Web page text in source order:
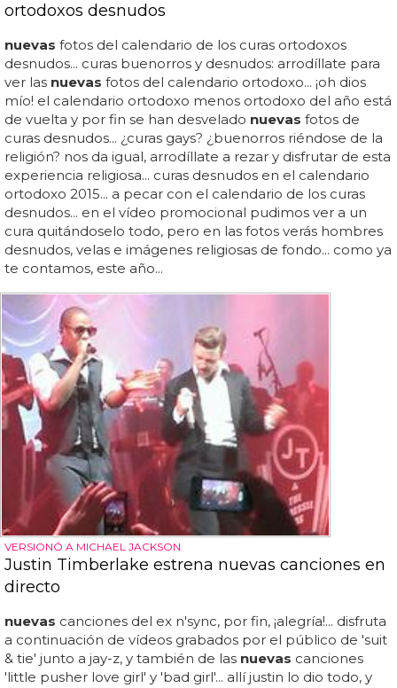
ortodoxos desnudos
nuevas fotos del calendario de los curas ortodoxos
desnudos... curas buenorros y desnudos: arrodíllate para
ver las nuevas fotos del calendario ortodoxo... ¡oh dios
mío! el calendario ortodoxo menos ortodoxo del año está
de vuelta y por fin se han desvelado nuevas fotos de
curas desnudos... ¿curas gays? ¿buenorros riéndose de la
religión? nos da igual, arrodíllate a rezar y disfrutar de esta
experiencia religiosa... curas desnudos en el calendario
ortodoxo 2015... a pecar con el calendario de los curas
desnudos... en el vídeo promocional pudimos ver a un
cura quitándoselo todo, pero en las fotos verás hombres
desnudos, velas e imágenes religiosas de fondo... como ya
te contamos, este año...
VERSIONÓ A MICHAEL JACKSON
Justin Timberlake estrena nuevas canciones en
directo
nuevas canciones del ex n'sync, por fin, ¡alegría!... disfruta
a continuación de vídeos grabados por el público de 'suit
& tie' junto a jay-z, y también de las nuevas canciones
'little pusher love girl' y 'bad girl'... allí justin lo dio todo, y